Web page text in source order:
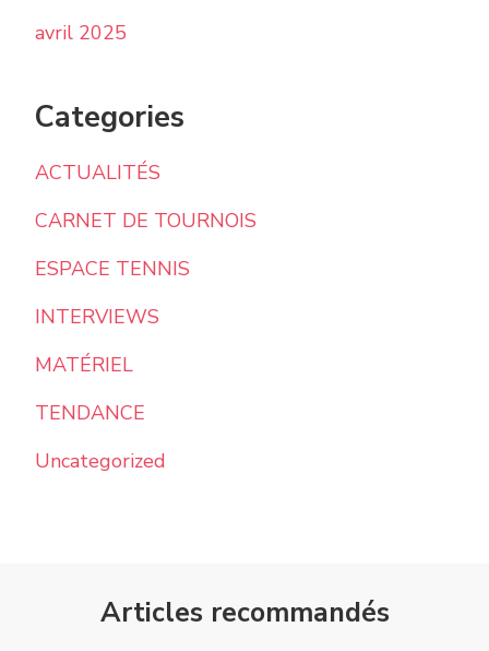
avril 2025
Categories
ACTUALITÉS
CARNET DE TOURNOIS
ESPACE TENNIS
INTERVIEWS
MATÉRIEL
TENDANCE
Uncategorized
Articles recommandés